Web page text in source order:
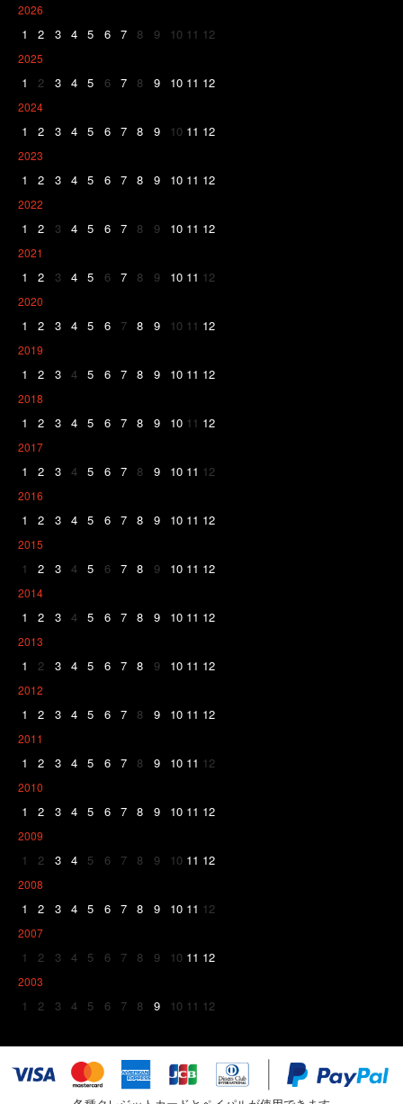
2026
1 2 3 4 5 6 7 8 9 10 11 12
2025
1 2 3 4 5 6 7 8 9 10 11 12
2024
1 2 3 4 5 6 7 8 9 10 11 12
2023
1 2 3 4 5 6 7 8 9 10 11 12
2022
1 2 3 4 5 6 7 8 9 10 11 12
2021
1 2 3 4 5 6 7 8 9 10 11 12
2020
1 2 3 4 5 6 7 8 9 10 11 12
2019
1 2 3 4 5 6 7 8 9 10 11 12
2018
1 2 3 4 5 6 7 8 9 10 11 12
2017
1 2 3 4 5 6 7 8 9 10 11 12
2016
1 2 3 4 5 6 7 8 9 10 11 12
2015
1 2 3 4 5 6 7 8 9 10 11 12
2014
1 2 3 4 5 6 7 8 9 10 11 12
2013
1 2 3 4 5 6 7 8 9 10 11 12
2012
1 2 3 4 5 6 7 8 9 10 11 12
2011
1 2 3 4 5 6 7 8 9 10 11 12
2010
1 2 3 4 5 6 7 8 9 10 11 12
2009
1 2 3 4 5 6 7 8 9 10 11 12
2008
1 2 3 4 5 6 7 8 9 10 11 12
2007
1 2 3 4 5 6 7 8 9 10 11 12
2003
1 2 3 4 5 6 7 8 9 10 11 12